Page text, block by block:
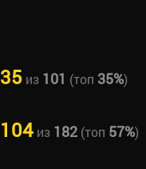
35из 101 (топ 35%)
104из 182(топ 57%)